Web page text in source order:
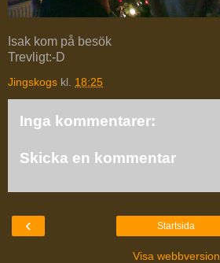
Isak kom på besök
Trevligt:-D
Jingskogs kl. 18:25
Inga kommentarer:
Skicka en kommentar
‹ Startsida
Visa webbversion